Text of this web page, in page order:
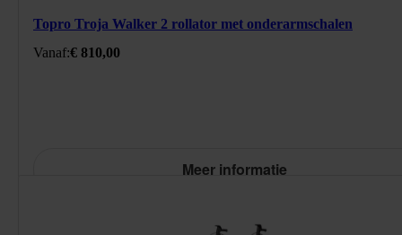
Topro Troja Walker 2 rollator met onderarmschalen
810
EUR
https://schema.org/InStock
Standaard prijs: € 810,00
Vanaf:€ 810,00
Meer informatie